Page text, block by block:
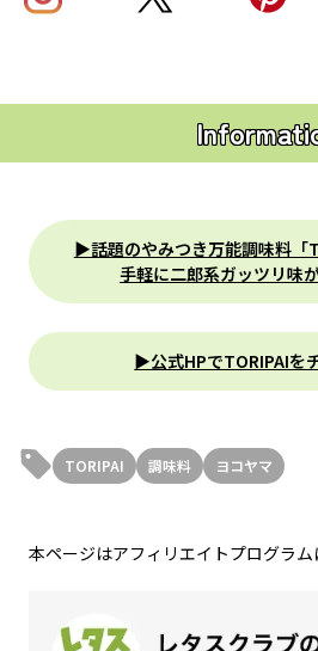
▶︎話題のやみつき万能調味料「
手軽に二郎系ガッツリ味
▶︎公式HPでTORIPAIを
TORIPAI 調味料 ヨコヤマ
本ページはアフィリエイトプログラ